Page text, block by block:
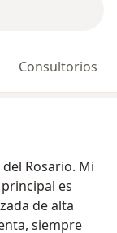
Consultorios
Rosario. Mi
es
de alta
siempre